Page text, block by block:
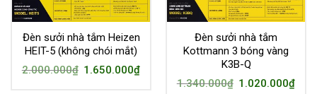
Đèn sưởi nhà tắm Heizen
HEIT-5 (không chói mắt)
2.000.000₫ 1.650.000₫
Đèn sưởi nhà tắm
Kottmann 3 bóng vàng
K3B-Q
1.340.000₫ 1.020.000₫